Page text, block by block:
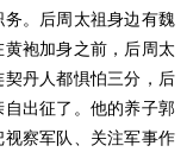
。后周太祖身边有魏
袍加身之前，后周太
丹人都惧怕三分，后
出征了。他的养子郭
察军队、关注军事作